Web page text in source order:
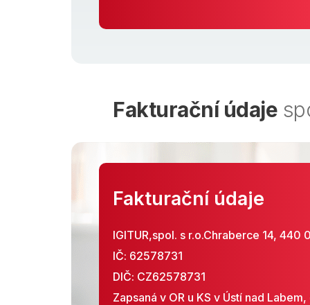
Fakturační údaje
Fakturační údaje
IGITUR,spol. s r.o.Chraberce 14, 440
IČ: 62578731
DIČ: CZ62578731
Zapsaná v OR u KS v Ústí nad